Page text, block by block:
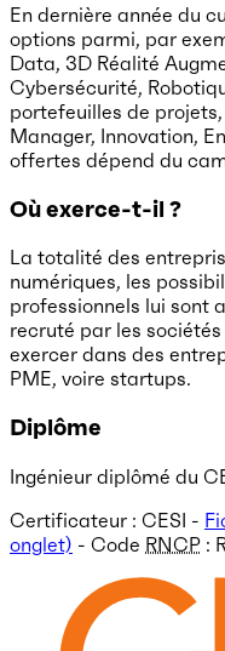
En dernière année du
options parmi, par
Data, 3D Réalité
Cybersécurité,
portefeuilles de
Manager, Innovation,
offertes dépend du
Où exerce-t-il ?
La totalité des
numériques, les
professionnels lui sont
recruté par les
exercer dans des
PME, voire startups.
Diplôme
Ingénieur diplômé du
Certificateur : CESI -
onglet) - Code RNCP :